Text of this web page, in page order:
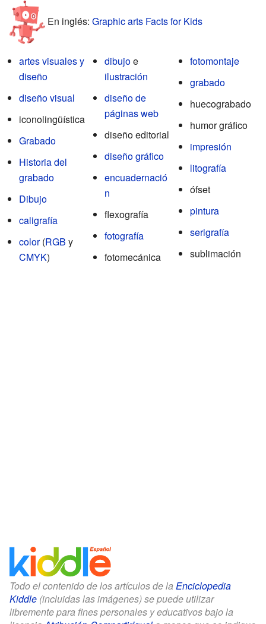
En inglés: Graphic arts Facts for Kids
artes visuales y
diseño
diseño visual
iconolingüística
Grabado
Historia del
grabado
Dibujo
caligrafía
color(RGB y
CMYK)
dibujoe
ilustración
diseño de
páginas web
diseño editorial
diseño gráfico
encuadernació
n
flexografía
fotografía
fotomecánica
fotomontaje
grabado
huecograbado
humor gráfico
impresión
litografía
ófset
pintura
serigrafía
sublimación
Todo el contenido de los artículos de la Enciclopedia
Kiddle (incluidas las imágenes) se puede utilizar
libremente para fines personales y educativos bajo la